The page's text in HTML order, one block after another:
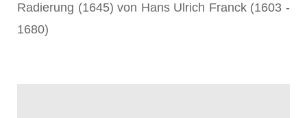
Radierung (1645) von Hans Ulrich Franck (1603 -
1680)